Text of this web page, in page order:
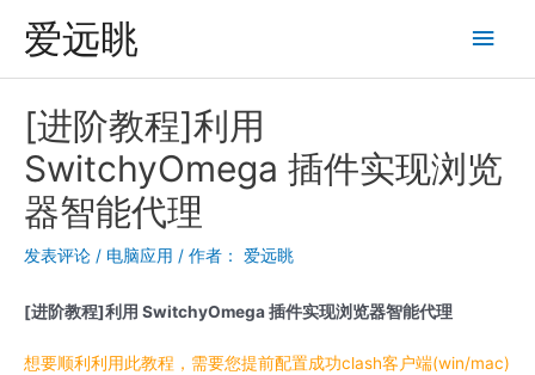
爱远眺
主
菜
[进阶教程]利用
SwitchyOmega 插件实现浏览
器智能代理
发表评论 / 电脑应用 / 作者： 爱远眺
[进阶教程]利用 SwitchyOmega插件实现浏览器智能代理
想要顺利利用此教程，需要您提前配置成功clash客户端(win/mac)